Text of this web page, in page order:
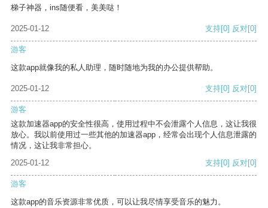
梯子神器，ins随便看，美美哒！
2025-01-12 支持[0] 反对[0]
游客
这款app就像我的私人助理，随时随地为我的办公提供帮助。
2025-01-12 支持[0] 反对[0]
游客
这款加速器app的安全性很高，使用过程中不会泄露个人信息，这让我很
放心。我以前使用过一些其他的加速器app，经常会出现个人信息泄露的
情况，这让我非常担心。
2025-01-12
支持[0] 反对[0]
游客
这款app的音乐资源非常优质，可以让我尽情享受音乐的魅力。